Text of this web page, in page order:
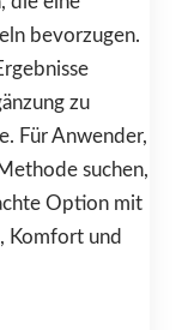
bevorzugen.
zu
Für Anwender,
suchen,
Option mit
Komfort und